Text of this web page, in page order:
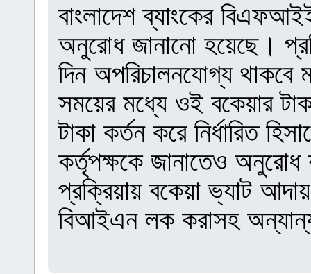
বাংলাদেশ ব্যাংকের
অনুরোধ জানানো হয়েছে।
দিন অপরিচালনযোগ্য
সময়ের মধ্যে ওই বকেয়ার
টাকা কর্তন করে নির্ধারিত
কর্তৃপক্ষকে জানাতেও
প্রক্রিয়ায় বকেয়া ভ্যাট
বিআইএন লক করাসহ